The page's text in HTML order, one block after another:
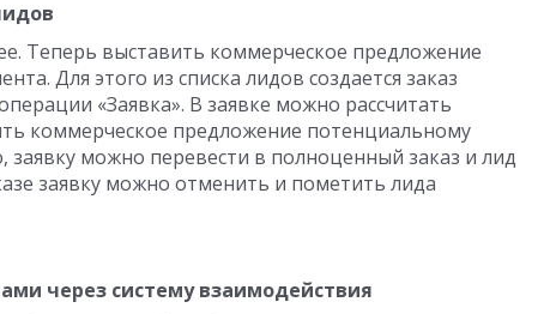
Теперь выставить коммерческое предложение
Для этого из списка лидов создается заказ
«Заявка». В заявке можно рассчитать
коммерческое предложение потенциальному
заявку можно перевести в полноценный заказ и лид
заявку можно отменить и пометить лида
через систему взаимодействия